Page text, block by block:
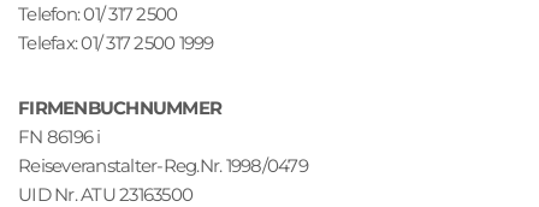
Telefon: 01/ 317 2500
Telefax: 01/ 317 2500 1999
FIRMENBUCHNUMMER
FN 86196 i
Reiseveranstalter-Reg.Nr. 1998/0479
UID Nr. ATU 23163500